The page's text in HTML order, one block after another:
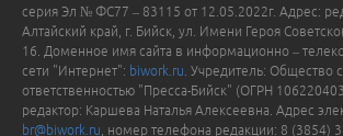
серия Эл № ФС77 – 83115 от 12.05.2022г. Адрес:
Алтайский край, г. Бийск, ул. Имени Героя
16. Доменное имя сайта в информационно –
сети "Интернет": biwork.ru . Учредитель: Общество
ответственностью "Пресса-Бийск" (ОГРН
редактор: Каршева Наталья Алексеевна. Адрес
br@biwork.ru , номер телефона редакции: 8 (3854)